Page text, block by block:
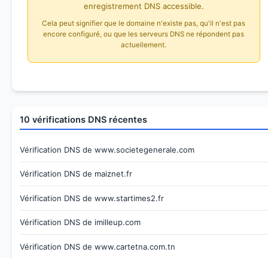
enregistrement DNS accessible.
Cela peut signifier que le domaine n'existe pas, qu'il n'est pas
encore configuré, ou que les serveurs DNS ne répondent pas
actuellement.
10 vérifications DNS récentes
Vérification DNS de www.societegenerale.com
Vérification DNS de maiznet.fr
Vérification DNS de www.startimes2.fr
Vérification DNS de imilleup.com
Vérification DNS de www.cartetna.com.tn